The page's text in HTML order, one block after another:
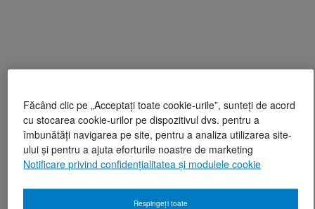
Făcând clic pe „Acceptați toate cookie-urile”, sunteți de acord
cu stocarea cookie-urilor pe dispozitivul dvs. pentru a
îmbunătăți navigarea pe site, pentru a analiza utilizarea site-
ului și pentru a ajuta eforturile noastre de marketing
Notificare privind confidențialitatea și modulele cookie
Respingeți toate